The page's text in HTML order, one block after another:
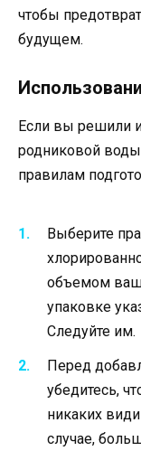
чтобы
будущем.
Если вы решили
родниковой
правилам
Выберите
объемом
упаковке
Следуйте им.
Перед
убедитесь,
никаких
случае,